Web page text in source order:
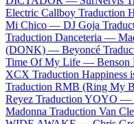
Electric Callboy Traduction
Mi Chico — DJ Goja
Traduction Danceteria —
(DONK) — Beyoncé
Time Of My Life — Benson
XCX Traduction Happiness
Traduction RMB (Ring My
Reyez Traduction YOYO —
Madonna Traduction Van